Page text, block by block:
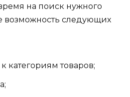
на поиск нужного
возможность следующих
категориям товаров;